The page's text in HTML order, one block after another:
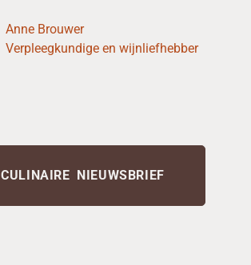
Anne Brouwer
Verpleegkundige en wijnliefhebber
CULINAIRE NIEUWSBRIEF